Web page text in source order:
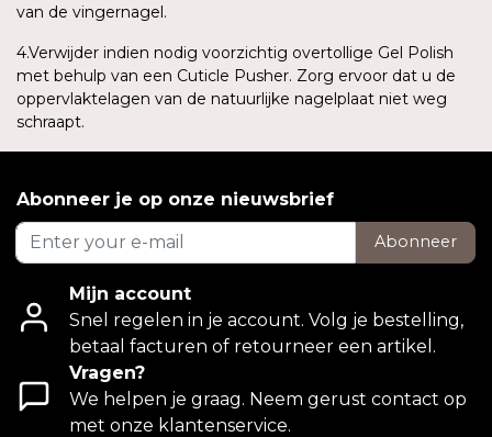
van de vingernagel.
4.Verwijder indien nodig voorzichtig overtollige Gel Polish
met behulp van een Cuticle Pusher. Zorg ervoor dat u de
oppervlaktelagen van de natuurlijke nagelplaat niet weg
schraapt.
Abonneer je op onze nieuwsbrief
Abonneer
Mijn account
Snel regelen in je account. Volg je bestelling,
betaal facturen of retourneer een artikel.
Vragen?
We helpen je graag. Neem gerust contact op
met onze klantenservice.